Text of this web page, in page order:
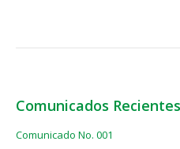
Comunicados Recientes
Comunicado No. 001